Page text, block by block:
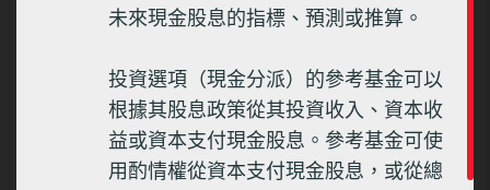
未來現金股息的指標、預測或推算。
投資選項（現金分派）的參考基金可以
根據其股息政策從其投資收入、資本收
益或資本支付現金股息。參考基金可使
用酌情權從資本支付現金股息，或從總
-1.55
-14.66
12.47
計算方式: 美元買入價並股息再投資計算